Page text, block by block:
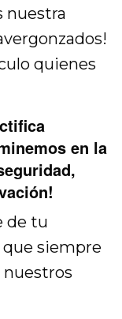
nuestra
quienes
en la
de tu
siempre
nuestros